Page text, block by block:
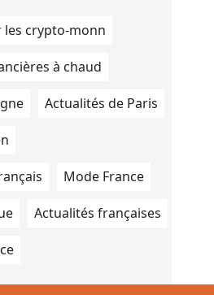
crypto-monn
à chaud
Actualités de Paris
Mode France
Actualités françaises